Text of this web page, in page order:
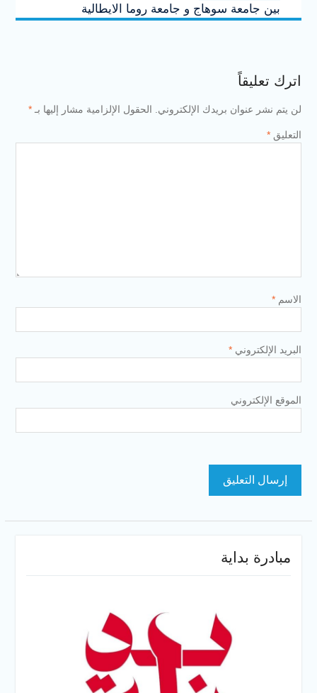
بين جامعة سوهاج و جامعة روما الايطالية
اترك تعليقاً
لن يتم نشر عنوان بريدك الإلكتروني. الحقول الإلزامية مشار إليها بـ *
التعليق *
الاسم *
البريد الإلكتروني *
الموقع الإلكتروني
مبادرة بداية